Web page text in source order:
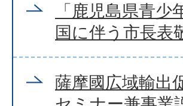
「鹿児島県青
国に伴う市長表
薩摩國広域輸出